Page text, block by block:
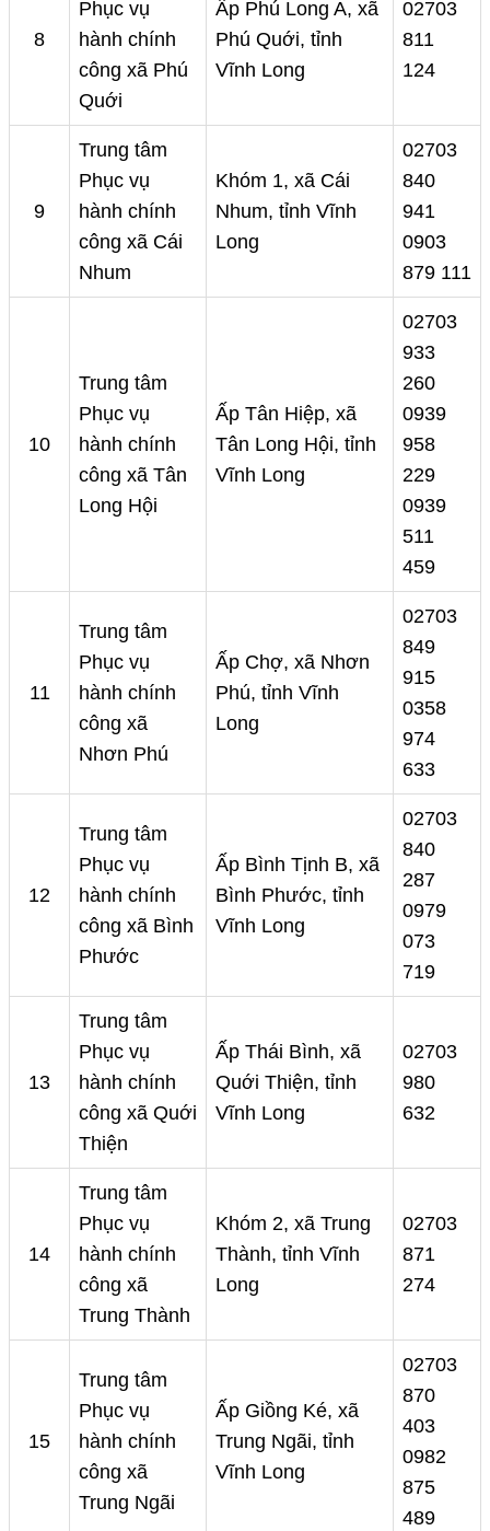
8
Phục vụ
hành chính
công xã Phú
Quới
Ấp Phú Long A, xã
Phú Quới, tỉnh
Vĩnh Long
02703
811
124
9
Trung tâm
Phục vụ
hành chính
công xã Cái
Nhum
Khóm 1, xã Cái
Nhum, tỉnh Vĩnh
Long
02703
840
941
0903
879 111
10
Trung tâm
Phục vụ
hành chính
công xã Tân
Long Hội
Ấp Tân Hiệp, xã
Tân Long Hội, tỉnh
Vĩnh Long
02703
933
260
0939
958
229
0939
511
459
11
Trung tâm
Phục vụ
hành chính
công xã
Nhơn Phú
Ấp Chợ, xã Nhơn
Phú, tỉnh Vĩnh
Long
02703
849
915
0358
974
633
12
Trung tâm
Phục vụ
hành chính
công xã Bình
Phước
Ấp Bình Tịnh B, xã
Bình Phước, tỉnh
Vĩnh Long
02703
840
287
0979
073
719
13
Trung tâm
Phục vụ
hành chính
công xã Quới
Thiện
Ấp Thái Bình, xã
Quới Thiện, tỉnh
Vĩnh Long
02703
980
632
14
Trung tâm
Phục vụ
hành chính
công xã
Trung Thành
Khóm 2, xã Trung
Thành, tỉnh Vĩnh
Long
02703
871
274
15
Trung tâm
Phục vụ
hành chính
công xã
Trung Ngãi
Ấp Giồng Ké, xã
Trung Ngãi, tỉnh
Vĩnh Long
02703
870
403
0982
875
489